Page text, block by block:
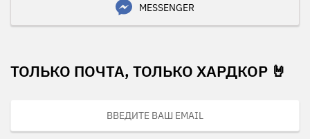
MESSENGER
ТОЛЬКО ПОЧТА, ТОЛЬКО ХАРДКОР 🤘